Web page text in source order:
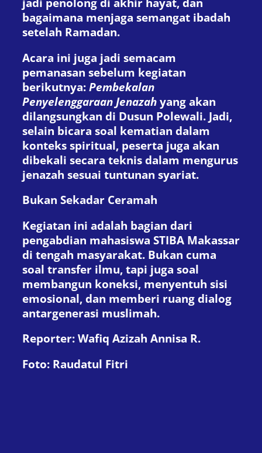
bagaimana menjaga semangat ibadah
setelah Ramadan.
Acara ini juga jadi semacam
pemanasan sebelum kegiatan
berikutnya: Pembekalan
Penyelenggaraan Jenazah yang akan
dilangsungkan di Dusun Polewali. Jadi,
selain bicara soal kematian dalam
konteks spiritual, peserta juga akan
dibekali secara teknis dalam mengurus
jenazah sesuai tuntunan syariat.
Bukan Sekadar Ceramah
Kegiatan ini adalah bagian dari
pengabdian mahasiswa STIBA Makassar
di tengah masyarakat. Bukan cuma
soal transfer ilmu, tapi juga soal
membangun koneksi, menyentuh sisi
emosional, dan memberi ruang dialog
antargenerasi muslimah.
Reporter: Wafiq Azizah Annisa R.
Foto: Raudatul Fitri